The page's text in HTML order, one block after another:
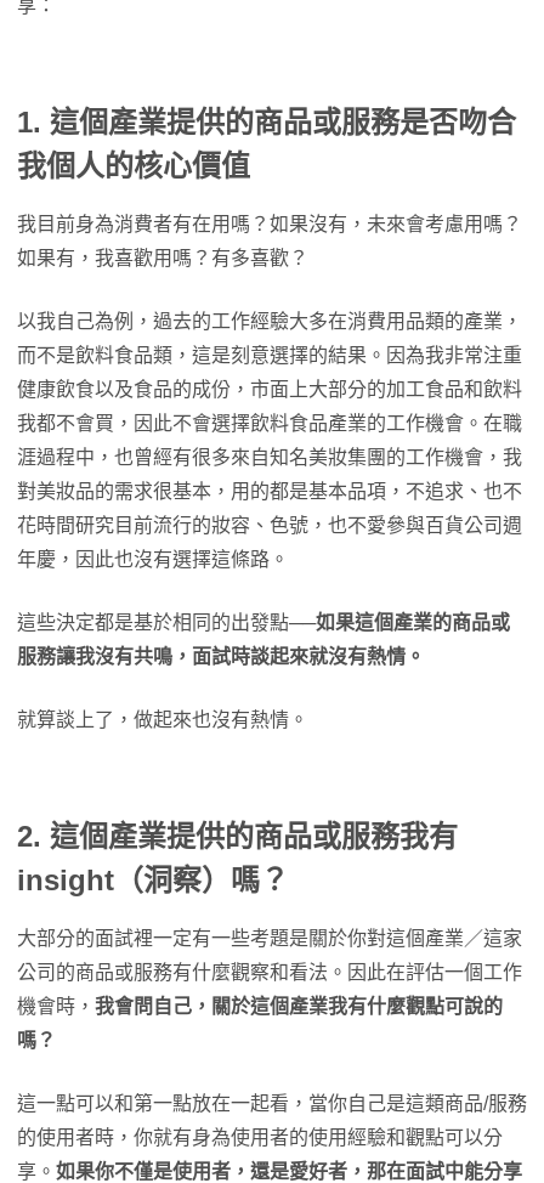
享：
1. 這個產業提供的商品或服務是否吻合
我個人的核心價值
我目前身為消費者有在用嗎？如果沒有，未來會考慮用嗎？
如果有，我喜歡用嗎？有多喜歡？
以我自己為例，過去的工作經驗大多在消費用品類的產業，
而不是飲料食品類，這是刻意選擇的結果。因為我非常注重
健康飲食以及食品的成份，市面上大部分的加工食品和飲料
我都不會買，因此不會選擇飲料食品產業的工作機會。在職
涯過程中，也曾經有很多來自知名美妝集團的工作機會，我
對美妝品的需求很基本，用的都是基本品項，不追求、也不
花時間研究目前流行的妝容、色號，也不愛參與百貨公司週
年慶，因此也沒有選擇這條路。
這些決定都是基於相同的出發點──如果這個產業的商品或
服務讓我沒有共鳴，面試時談起來就沒有熱情。
就算談上了，做起來也沒有熱情。
2. 這個產業提供的商品或服務我有
insight（洞察）嗎？
大部分的面試裡一定有一些考題是關於你對這個產業／這家
公司的商品或服務有什麼觀察和看法。因此在評估一個工作
機會時， 我會問自己，關於這個產業我有什麼觀點可說的
嗎？
這一點可以和第一點放在一起看，當你自己是這類商品/服務
的使用者時，你就有身為使用者的使用經驗和觀點可以分
享。 如果你不僅是使用者，還是愛好者，那在面試中能分享